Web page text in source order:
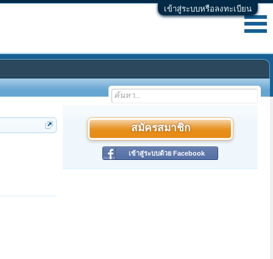
เข้าสู่ระบบหรือลงทะเบียน
สมัครสมาชิก
เข้าสู่ระบบด้วย Facebook